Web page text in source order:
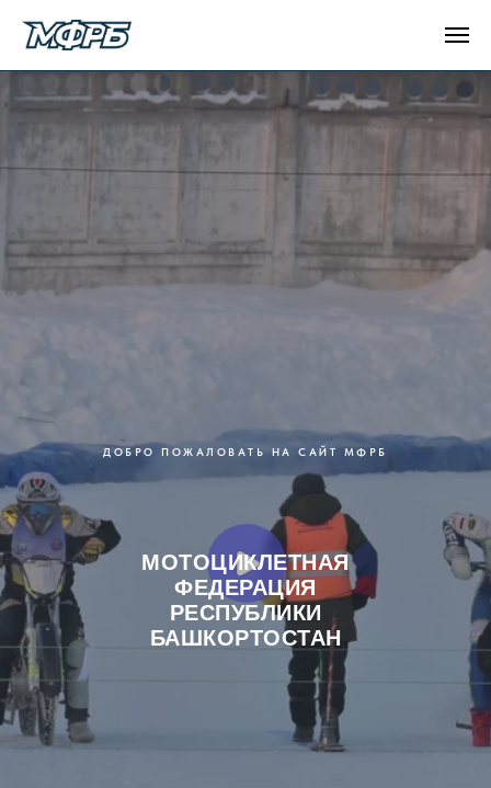
ДОБРО ПОЖАЛОВАТЬ НА САЙТ МФРБ
МОТОЦИКЛЕТНАЯ
ФЕДЕРАЦИЯ
РЕСПУБЛИКИ
БАШКОРТОСТАН